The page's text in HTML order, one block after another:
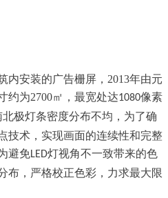
内安装的广告栅屏 ， 2013年由元
约为2700㎡， 最宽处达1080像素
极灯条密度分布不均，为了确
技术，实现画面的连续性和完整
避免LED灯视角不一致带来的色
布，严格校正色彩， 力求最大限